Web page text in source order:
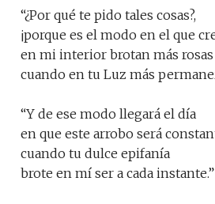
“¿Por qué te pido tales cosas?,
¡porque es el modo en el que
en mi interior brotan más rosas
cuando en tu Luz más
“Y de ese modo llegará el día
en que este arrobo será
cuando tu dulce epifanía
brote en mí ser a cada instante.”